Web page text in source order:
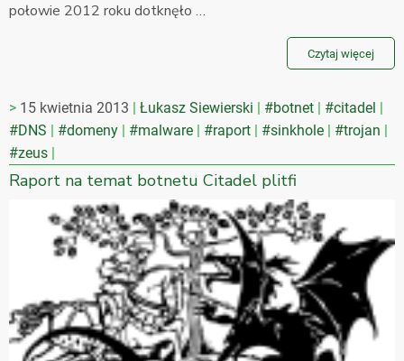
połowie 2012 roku dotknęło …
Czytaj więcej
15 kwietnia 2013 Łukasz Siewierski #botnet
#citadel
#DNS
#domeny #malware #raport #sinkhole
#trojan
#zeus
Raport na temat botnetu Citadel plitfi